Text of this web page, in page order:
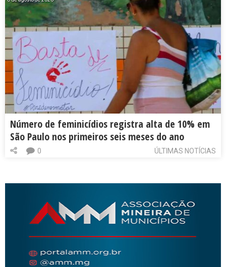
Número de feminicídios registra alta de 10% em
São Paulo nos primeiros seis meses do ano
ÚLTIMAS NOTÍCIAS
0